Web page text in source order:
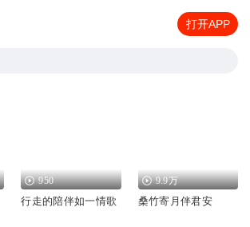
打开APP
950
行走的陪伴如一情歌
9.9万
桑竹寄月伴君安